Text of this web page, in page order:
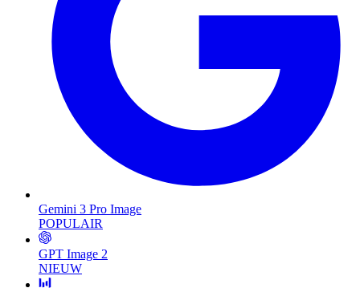
Gemini 3 Pro Image
POPULAIR
GPT Image 2
NIEUW